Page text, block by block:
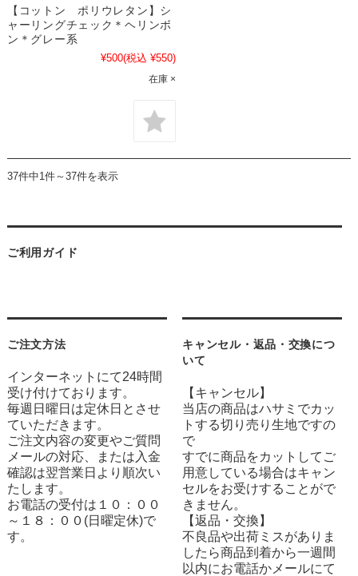
【コットン ポリウレタン】シ
ャーリングチェック＊ヘリンボ
ン＊グレー系
¥500(税込 ¥550)
在庫 ×
37件中1件～37件を表示
ご利用ガイド
ご注文方法
インターネットにて24時間
受け付けております。
毎週日曜日は定休日とさせ
ていただきます。
ご注文内容の変更やご質問
メールの対応、または入金
確認は翌営業日より順次い
たします。
お電話の受付は１０：００
～１８：００(日曜定休)で
す。
キャンセル・返品・交換につ
いて
【キャンセル】
当店の商品はハサミでカッ
トする切り売り生地ですの
で
すでに商品をカットしてご
用意している場合はキャン
セルをお受けすることがで
きません。
【返品・交換】
不良品や出荷ミスがありま
したら商品到着から一週間
以内にお電話かメールにて